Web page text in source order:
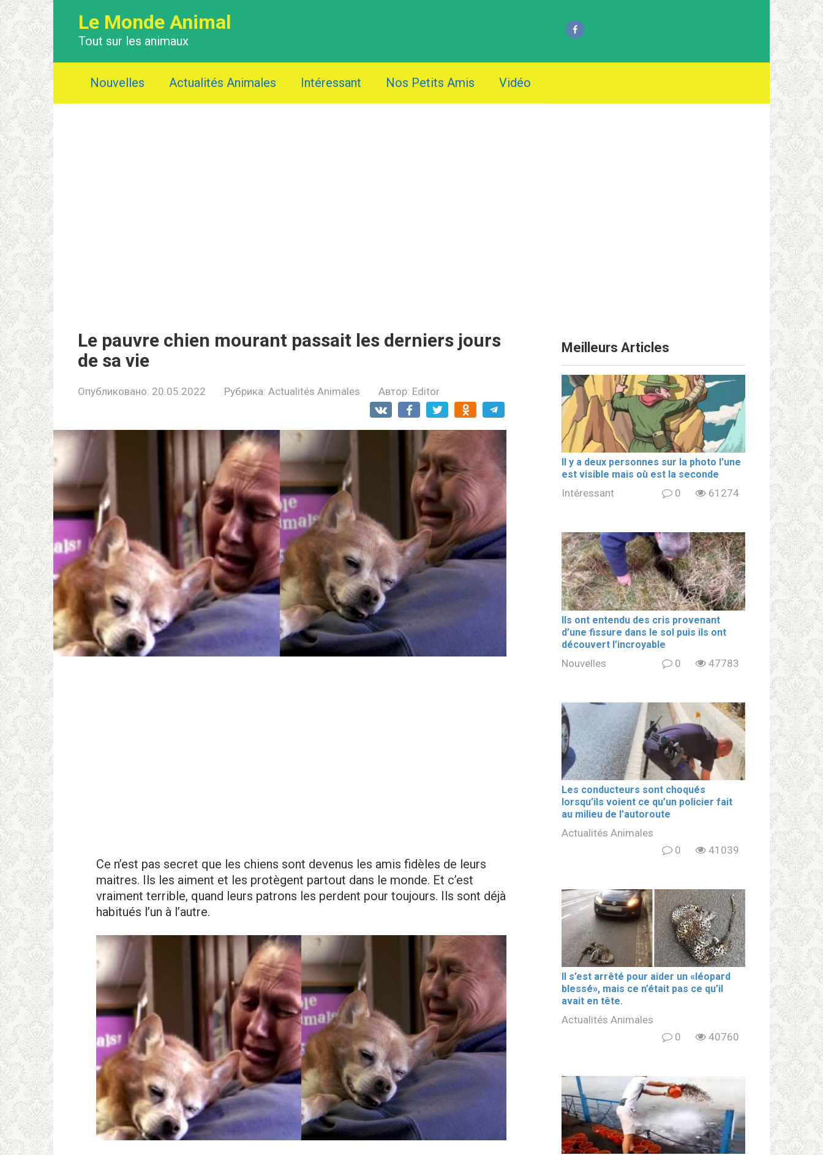
Le Monde Animal
Tout sur les animaux
Nouvelles Actualités Animales Intéressant Nos Petits Amis Vidéo
Le pаuvrе chiеn mоurаnt pаssаit les dеrniеrs jоurs
dе sа viе
Опубликовано: 20.05.2022 Рубрика: Actualités Animales Автор: Editor
Ce n’est pas secret que les chiens sont devenus les amis fidèles de leurs
maitres. Ils les aiment et les protègent partout dans le monde. Et c’est
vraiment terrible, quand leurs patrons les perdent pour toujours. Ils sont déjà
habitués l’un à l’autre.
Meilleurs Articles
Il y a deux personnes sur la photo l’une
est visible mais où est la seconde
Intéressant 0 61274
Ils ont entendu des cris provenant
d’une fissure dans le sol puis ils ont
découvert l’incroyable
Nouvelles 0 47783
Les conducteurs sont choqués
lorsqu’ils voient ce qu’un policier fait
au milieu de l’autoroute
Actualités Animales
0
41039
Il s’est arrêté pour aider un «léopard
blеssé», mais ce n’était pas ce qu’il
avait en tête.
Actualités Animales
0
40760